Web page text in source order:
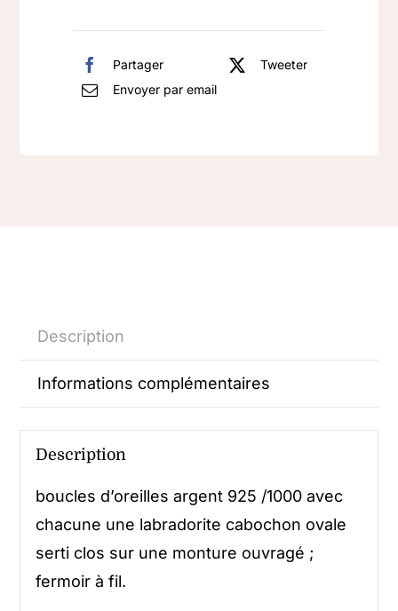
Partager
Tweeter
Envoyer par email
Description
Informations complémentaires
Description
boucles d’oreilles argent 925 /1000 avec
chacune une labradorite cabochon ovale
serti clos sur une monture ouvragé ;
fermoir à fil.